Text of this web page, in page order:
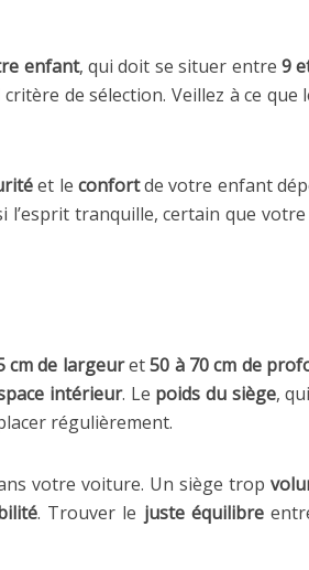
enfant, qui doit se situer entre 9
de sélection. Veillez à ce que
et le confortde votre enfant
l’esprit tranquille, certain que
cm de largeuret50 à 70 cm de
intérieur. Le poids du siège,
régulièrement.
votre voiture. Un siège trop
. Trouver le juste équilibre